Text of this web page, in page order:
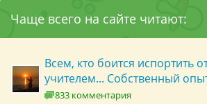
Чаще всего на сайте читают:
Всем, кто боится испортить
учителем... Собственный
833 комментария